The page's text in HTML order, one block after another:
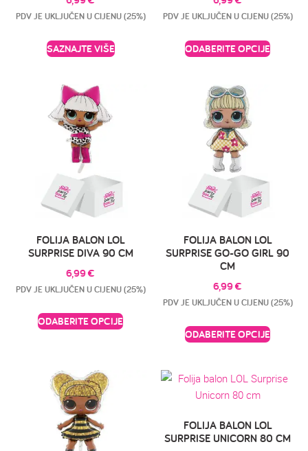
PDV JE UKLJUČEN U CIJENU (25%)
SAZNAJTE VIŠE
PDV JE UKLJUČEN U CIJENU (25%)
ODABERITE OPCIJE
FOLIJA BALON LOL
SURPRISE DIVA 90 CM
6,99€
PDV JE UKLJUČEN U CIJENU (25%)
ODABERITE OPCIJE
FOLIJA BALON LOL
SURPRISE GO-GO GIRL 90
CM
6,99€
PDV JE UKLJUČEN U CIJENU (25%)
ODABERITE OPCIJE
FOLIJA BALON LOL
SURPRISE UNICORN 80 CM